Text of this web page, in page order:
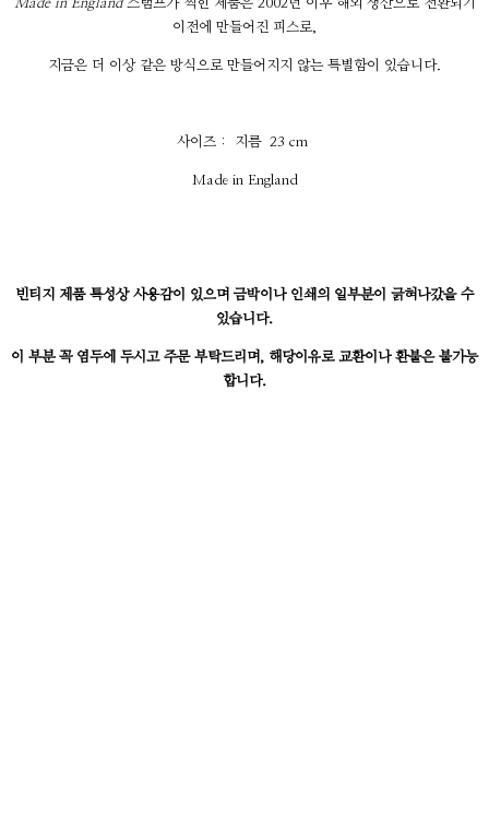
Made in England스탬프가 찍힌 제품은 2002년 이후 해외 생산으로 전환되기
이전에 만들어진 피스로,
지금은 더 이상 같은 방식으로 만들어지지 않는 특별함이 있습니다.
사이즈 : 지름 23 cm
Made in England
빈티지 제품 특성상 사용감이 있으며 금박이나 인쇄의 일부분이 긁혀나갔을 수
있습니다.
이 부분 꼭 염두에 두시고 주문 부탁드리며, 해당이유로 교환이나 환불은 불가능
합니다.